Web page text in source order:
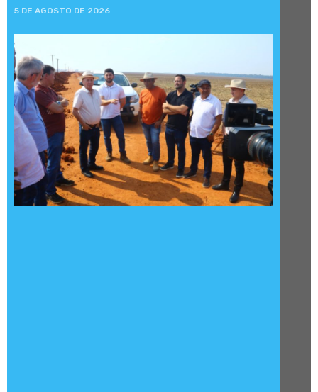
5 DE AGOSTO DE 2026